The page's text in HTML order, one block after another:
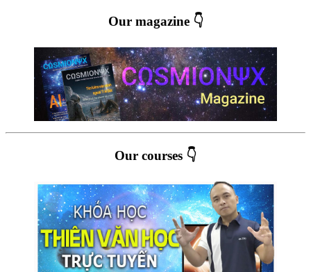
Our magazine 👇
Our courses 👇